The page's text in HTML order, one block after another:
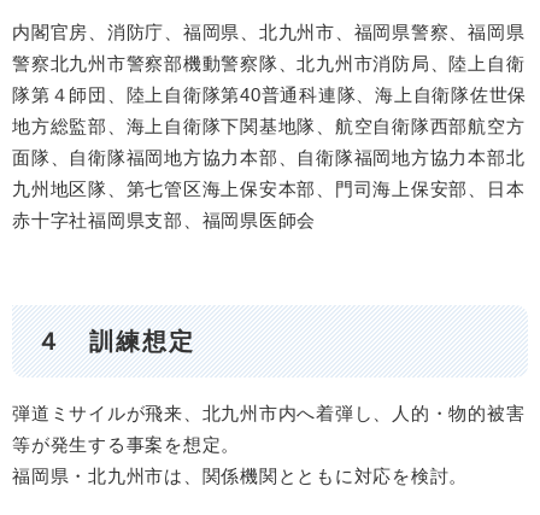
内閣官房、消防庁、福岡県、北九州市、福岡県警察、福岡県
警察北九州市警察部機動警察隊、北九州市消防局、陸上自衛
隊第４師団、陸上自衛隊第40普通科連隊、海上自衛隊佐世保
地方総監部、海上自衛隊下関基地隊、航空自衛隊西部航空方
面隊、自衛隊福岡地方協力本部、自衛隊福岡地方協力本部北
九州地区隊、第七管区海上保安本部、門司海上保安部、日本
赤十字社福岡県支部、福岡県医師会
４ 訓練想定
弾道ミサイルが飛来、北九州市内へ着弾し、人的・物的被害
等が発生する事案を想定。
福岡県・北九州市は、関係機関とともに対応を検討。